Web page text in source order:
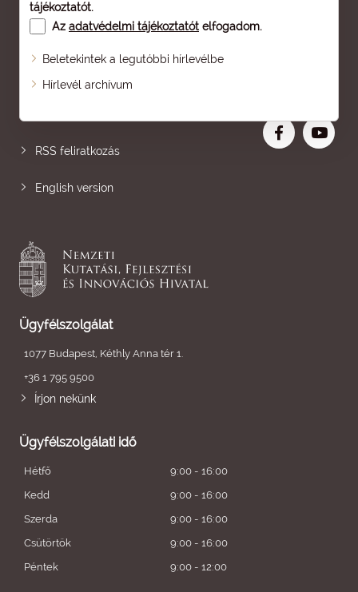
tájékoztatót.
Az adatvédelmi tájékoztatót elfogadom.
Beletekintek a legutóbbi hírlevélbe
Hírlevél archívum
Oldaltérkép
RSS feliratkozás
English version
Ügyfélszolgálat
1077 Budapest, Kéthly Anna tér 1.
+36 1 795 9500
Írjon nekünk
Ügyfélszolgálati idő
Hétfő
9:00 - 16:00
Kedd
9:00 - 16:00
Szerda
9:00 - 16:00
Csütörtök
9:00 - 16:00
Péntek
9:00 - 12:00